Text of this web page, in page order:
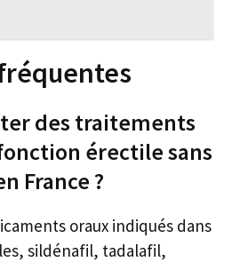
des traitements
érectile sans
France ?
oraux indiqués dans
sildénafil, tadalafil,